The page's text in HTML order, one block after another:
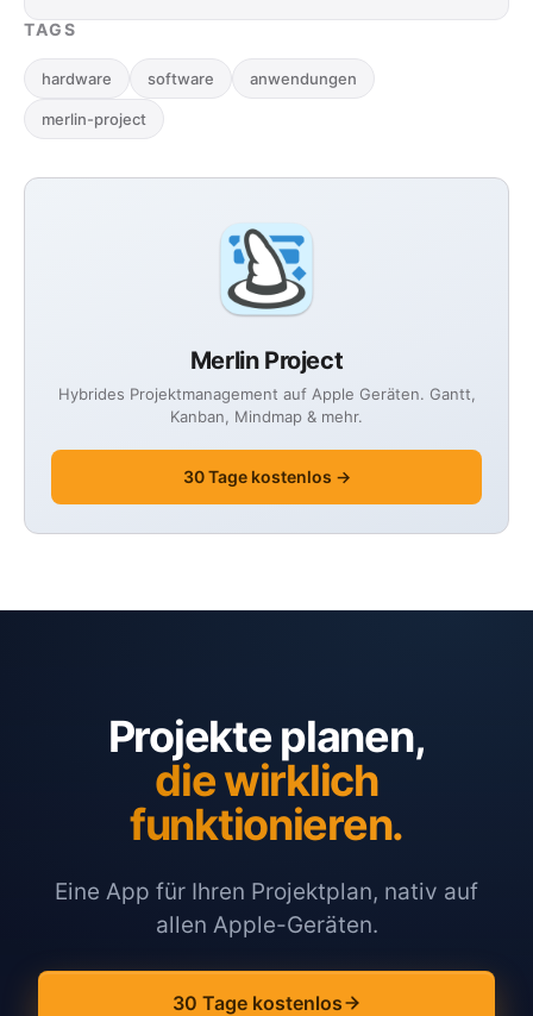
Merlin Project
Hybrides Projektmanagement auf Apple Geräten. Gantt,
Kanban, Mindmap & mehr.
30 Tage kostenlos →
TAGS
hardware software anwendungen
merlin-project
Projekte planen,
die wirklich
funktionieren.
Eine App für Ihren Projektplan, nativ auf
allen Apple-Geräten.
30 Tage kostenlos